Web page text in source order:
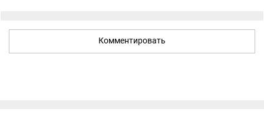
Комментировать